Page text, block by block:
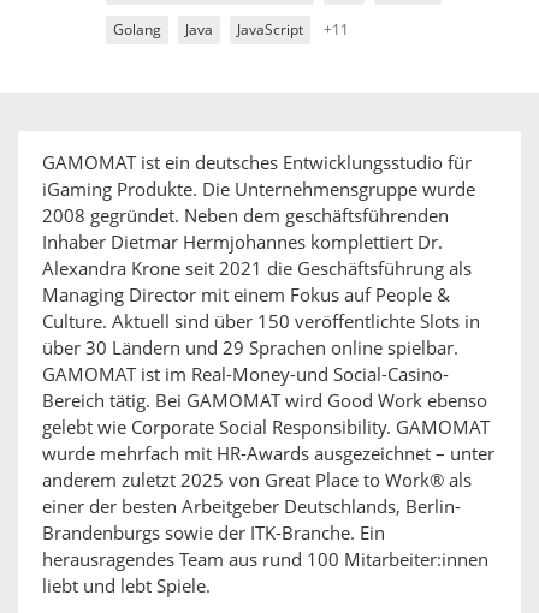
Golang Java JavaScript +11
GAMOMAT ist ein deutsches Entwicklungsstudio für
iGaming Produkte. Die Unternehmensgruppe wurde
2008 gegründet. Neben dem geschäftsführenden
Inhaber Dietmar Hermjohannes komplettiert Dr.
Alexandra Krone seit 2021 die Geschäftsführung als
Managing Director mit einem Fokus auf People &
Culture. Aktuell sind über 150 veröffentlichte Slots in
über 30 Ländern und 29 Sprachen online spielbar.
GAMOMAT ist im Real-Money-und Social-Casino-
Bereich tätig. Bei GAMOMAT wird Good Work ebenso
gelebt wie Corporate Social Responsibility. GAMOMAT
wurde mehrfach mit HR-Awards ausgezeichnet – unter
anderem zuletzt 2025 von Great Place to Work® als
einer der besten Arbeitgeber Deutschlands, Berlin-
Brandenburgs sowie der ITK-Branche. Ein
herausragendes Team aus rund 100 Mitarbeiter:innen
liebt und lebt Spiele.